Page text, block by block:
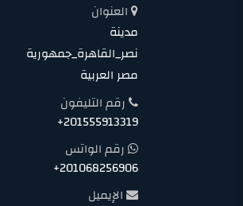
العنوان
مدينة
نصر_القاهرة_جمهورية
مصر العربية
رقم التليفون
+201555913319
رقم الواتس
+201068256906
الإيميل